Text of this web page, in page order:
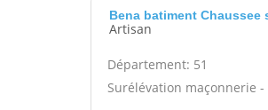
Bena batiment Chaussee
Artisan
Département: 51
Surélévation maçonnerie -